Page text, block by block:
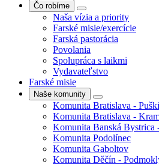
Čo robíme
Naša vízia a priority
Farské misie/exercície
Farská pastorácia
Povolania
Spolupráca s laikmi
Vydavateľstvo
Farské misie
Naše komunity
Komunita Bratislava -
Komunita Bratislava -
Komunita Banská Bystrica
Komunita Podolínec
Komunita Gaboltov
Komunita Děčín -